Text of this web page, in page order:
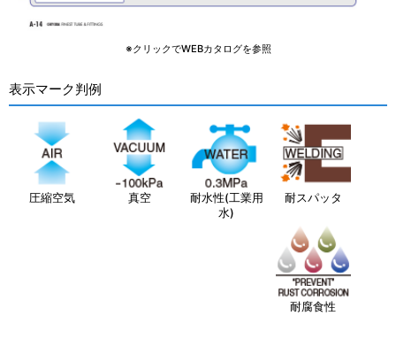
※クリックでWEBカタログを参照
表示マーク判例
圧縮空気 真空
耐水性(工業用
水)
耐スパッタ
耐腐食性